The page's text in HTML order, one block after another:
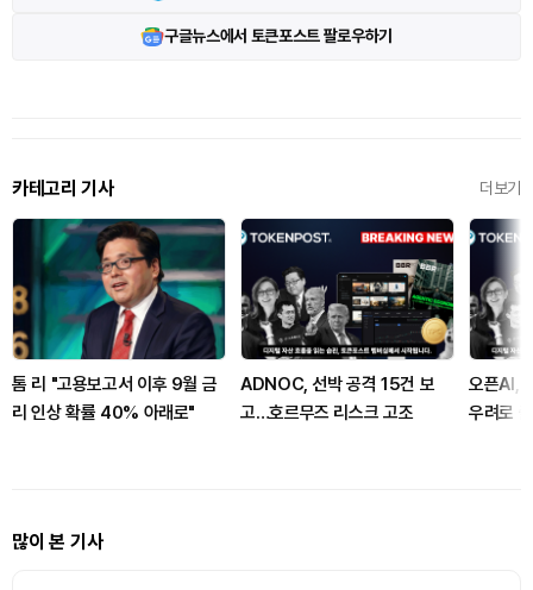
구글뉴스에서 토큰포스트 팔로우하기
카테고리 기사 더보기
톰 리 "고용보고서 이후 9월 금
리 인상 확률 40% 아래로"
ADNOC, 선박 공격 15건 보
고…호르무즈 리스크 고조
오픈AI,
우려로
많이 본 기사